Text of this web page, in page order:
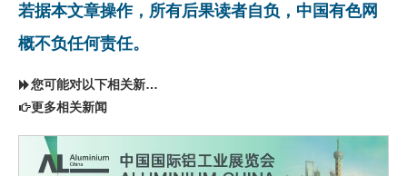
若据本文章操作，所有后果读者自负，中国有色网
概不负任何责任。
您可能对以下相关新闻同样感兴趣
更多相关新闻